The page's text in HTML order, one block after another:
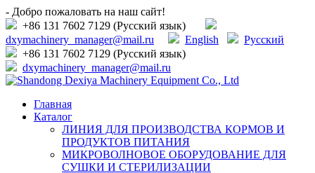
- Добро пожаловать на наш сайт!
+86 131 7602 7129 (Русский язык)
dxymachinery_manager@mail.ru
English
Русский
+86 131 7602 7129 (Русский язык)
dxymachinery_manager@mail.ru
Главная
Каталог
ЛИНИЯ ДЛЯ ПРОИЗВОДСТВА КОРМОВ И
ПРОДУКТОВ ПИТАНИЯ
МИКРОВОЛНОВОЕ ОБОРУДОВАНИЕ ДЛЯ
СУШКИ И СТЕРИЛИЗАЦИИ